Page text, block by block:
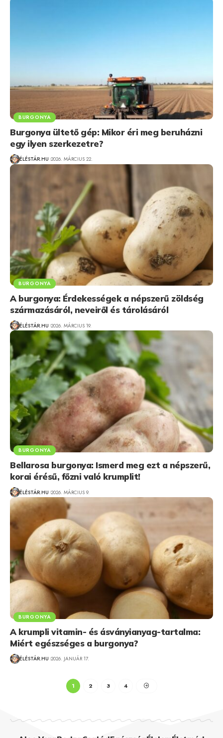
BURGONYA
Burgonya ültető gép: Mikor éri meg beruházni
egy ilyen szerkezetre?
ÉLÉSTÁR.HU 2026. MÁRCIUS 22.
BURGONYA
A burgonya: Érdekességek a népszerű zöldség
származásáról, neveiről és tárolásáról
ÉLÉSTÁR.HU 2026. MÁRCIUS 19.
BURGONYA
Bellarosa burgonya: Ismerd meg ezt a népszerű,
korai érésű, főzni való krumplit!
ÉLÉSTÁR.HU 2026. MÁRCIUS 9.
BURGONYA
A krumpli vitamin- és ásványianyag-tartalma:
Miért egészséges a burgonya?
ÉLÉSTÁR.HU 2026. JANUÁR 17.
1 2 3 4